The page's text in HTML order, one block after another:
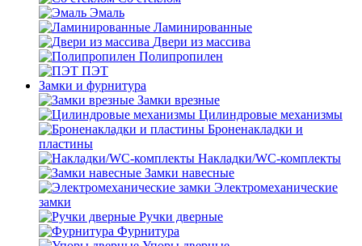
Эмаль
Ламинированные
Двери из массива
Полипропилен
ПЭТ
Замки и фурнитура
Замки врезные
Цилиндровые механизмы
Броненакладки и
пластины
Накладки/WC-комплекты
Замки навесные
Электромеханические
замки
Ручки дверные
Фурнитура